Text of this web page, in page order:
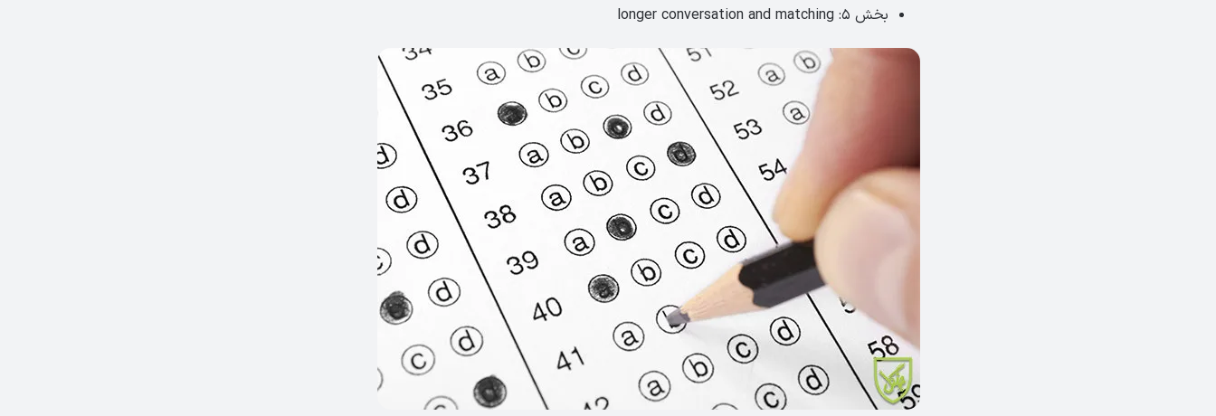
بخش ۵: longer conversation and matching